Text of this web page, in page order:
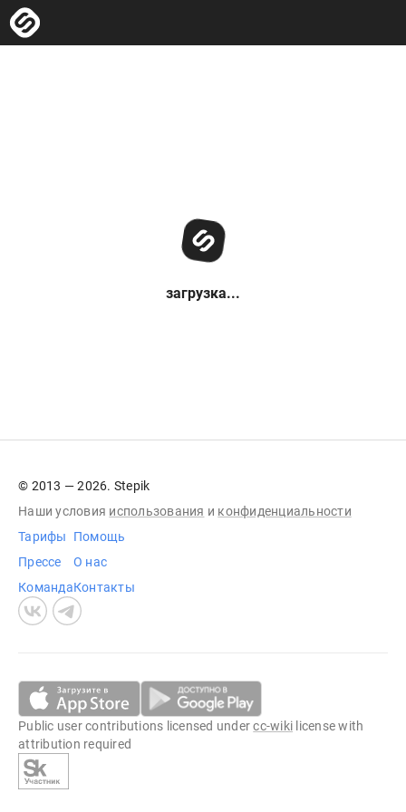
загрузка...
© 2013 — 2026. Stepik
Наши условия использования и конфиденциальности
Тарифы
Прессе
Команда
Помощь
О нас
Контакты
Public user contributions licensed undercc-wiki license with
attribution required